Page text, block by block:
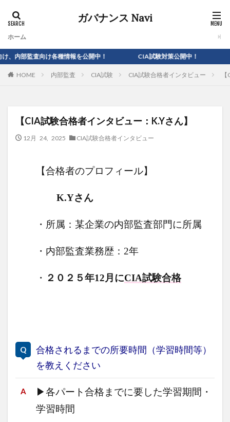
ガバナンス Navi
ホーム
査向け各種情報を公開中！ CIA試験対策公開中！
HOME 内部監査 CIA試験 CIA試験合格者インタビュー
【CIA試験合格者インタビュー：K.Yさん】
12月 24, 2025 CIA試験合格者インタビュー
【合格者のプロフィール】
K.Yさん
・所属：某企業の内部監査部門に所属
・内部監査業務歴：2年
・ ２０２５年12月にCIA試験合格
合格されるまでの所要時間（学習時間等）
を教えください
▶各パート合格までに要した学習期間・
学習時間